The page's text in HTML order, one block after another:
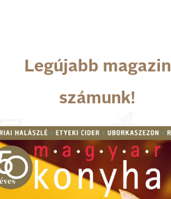
Legújabb magazin
számunk!